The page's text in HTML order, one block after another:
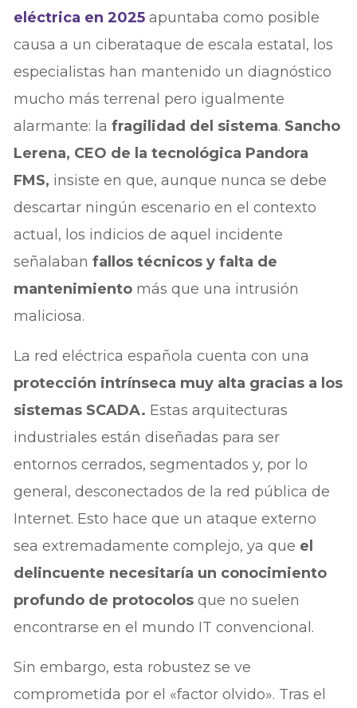
eléctrica en 2025apuntaba como posible
causa a un ciberataque de escala estatal, los
especialistas han mantenido un diagnóstico
mucho más terrenal pero igualmente
alarmante: lafragilidad del sistema. Sancho
Lerena, CEO de la tecnológica Pandora
FMS, insiste en que, aunque nunca se debe
descartar ningún escenario en el contexto
actual, los indicios de aquel incidente
señalabanfallos técnicos y falta de
mantenimiento más que una intrusión
maliciosa.
La red eléctrica española cuenta con una
protección intrínseca muy alta gracias a los
sistemas SCADA. Estas arquitecturas
industriales están diseñadas para ser
entornos cerrados, segmentados y, por lo
general, desconectados de la red pública de
Internet. Esto hace que un ataque externo
sea extremadamente complejo, ya que el
delincuente necesitaría un conocimiento
profundo de protocolos que no suelen
encontrarse en el mundo IT convencional.
Sin embargo, esta robustez se ve
comprometida por el «factor olvido». Tras el